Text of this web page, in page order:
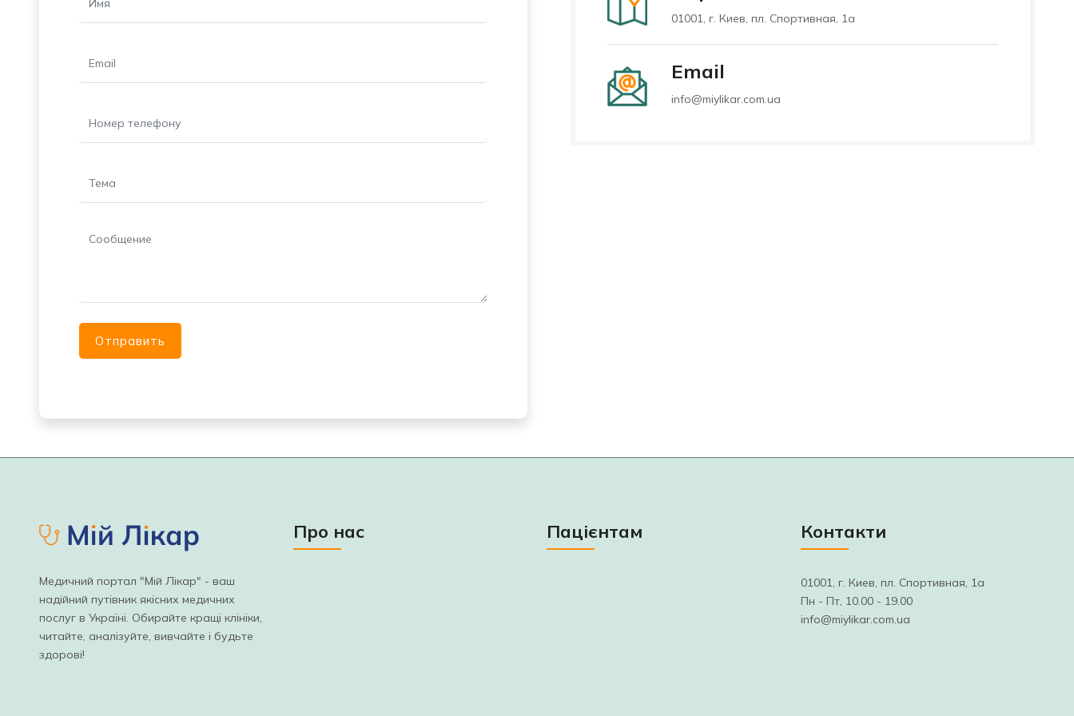
Отправить
01001, г. Киев, пл. Спортивная, 1а
Email
info@miylikar.com.ua
Медичний портал "Мій Лікар" - ваш
надійний путівник якісних медичних
послуг в Україні. Обирайте кращі клініки,
читайте, аналізуйте, вивчайте і будьте
здорові!
Про нас Пацієнтам Контакти
01001, г. Киев, пл. Спортивная, 1а
Пн - Пт, 10.00 - 19.00
info@miylikar.com.ua